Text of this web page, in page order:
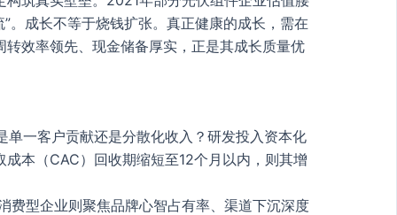
。成长不等于烧钱扩张。真正健康的成长，需在
效率领先、现金储备厚实，正是其成长质量优
一客户贡献还是分散化收入？研发投入资本化
本（CAC）回收期缩短至12个月以内，则其增
型企业则聚焦品牌心智占有率、渠道下沉深度